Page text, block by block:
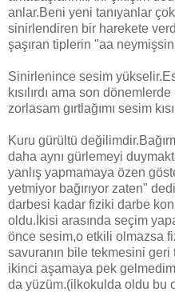
anlar.Beni yeni tanıyanlar
sinirlendiren bir harekete
şaşıran tiplerin "aa neymişsin
Sinirlenince sesim
kısılırdı ama son
zorlasam gırtlağımı sesim
Kuru gürültü
daha aynı gürlemeyi
yanlış yapmamaya özen
yetmiyor bağırıyor zaten"
darbesi kadar fiziki darbe
oldu.İkisi arasında seçim
önce sesim,o etkili olmazsa
savuranın bile tekmesini
ikinci aşamaya pek
da yüzüm.(ilkokulda oldu bu